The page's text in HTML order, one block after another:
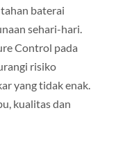
baterai
sehari-hari.
Control pada
risiko
yang tidak enak.
kualitas dan